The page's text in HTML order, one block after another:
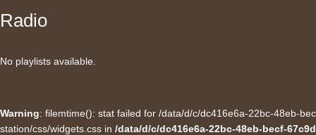
Radio
No playlists available.
Warning: filemtime(): stat failed for /data/d/c/dc416e6a-22bc-48eb-
station/css/widgets.css in /data/d/c/dc416e6a-22bc-48eb-becf-